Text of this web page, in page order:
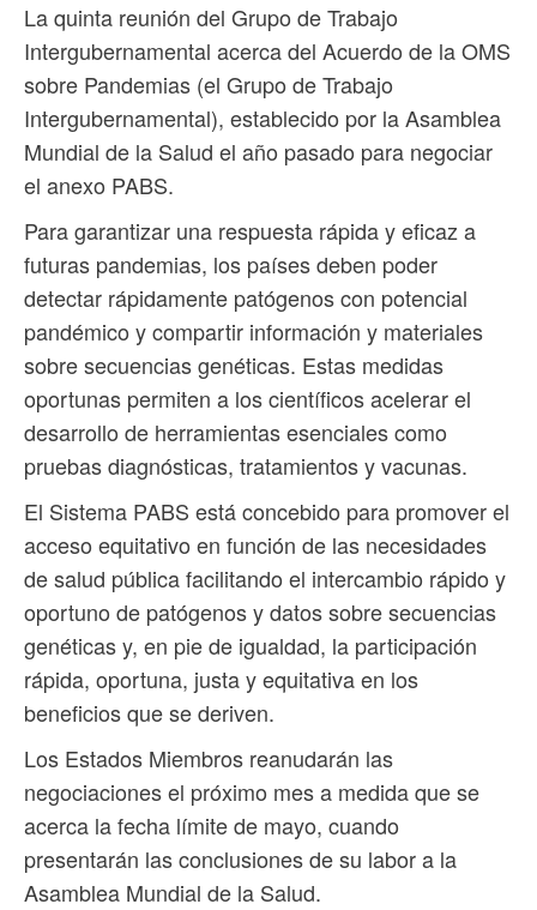
La quinta reunión del Grupo de Trabajo
Intergubernamental acerca del Acuerdo de la OMS
sobre Pandemias (el Grupo de Trabajo
Intergubernamental), establecido por la Asamblea
Mundial de la Salud el año pasado para negociar
el anexo PABS.
Para garantizar una respuesta rápida y eficaz a
futuras pandemias, los países deben poder
detectar rápidamente patógenos con potencial
pandémico y compartir información y materiales
sobre secuencias genéticas. Estas medidas
oportunas permiten a los científicos acelerar el
desarrollo de herramientas esenciales como
pruebas diagnósticas, tratamientos y vacunas.
El Sistema PABS está concebido para promover el
acceso equitativo en función de las necesidades
de salud pública facilitando el intercambio rápido y
oportuno de patógenos y datos sobre secuencias
genéticas y, en pie de igualdad, la participación
rápida, oportuna, justa y equitativa en los
beneficios que se deriven.
Los Estados Miembros reanudarán las
negociaciones el próximo mes a medida que se
acerca la fecha límite de mayo, cuando
presentarán las conclusiones de su labor a la
Asamblea Mundial de la Salud.